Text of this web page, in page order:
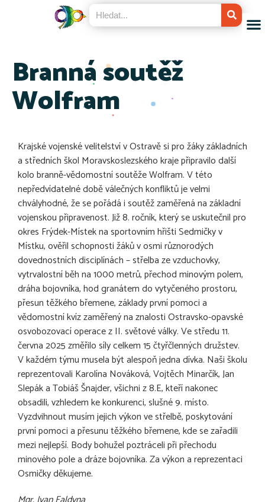
Branná soutěž
Wolfram
Krajské vojenské velitelství v Ostravě si pro žáky základních
a středních škol Moravskoslezského kraje připravilo další
kolo branně-vědomostní soutěže Wolfram. V této
nepředvídatelné době válečných konfliktů je velmi
chvályhodné, že se pořádá i soutěž zaměřená na základní
vojenskou připravenost. Již 8. ročník, který se uskutečnil pro
okres Frýdek-Místek na sportovním hřišti Sedmičky v
Místku, ověřil schopnosti žáků v osmi různorodých
dovednostních disciplínách – střelba ze vzduchovky,
vytrvalostní běh na 1000 metrů, přechod minovým polem,
dráha bojovníka, hod granátem do vytyčeného prostoru,
přesun těžkého břemene, základy první pomoci a
vědomostní kvíz zaměřený na znalosti Ostravsko-opavské
osvobozovací operace z II. světové války. Ve středu 11.
června 2025 změřilo síly celkem 15 čtyřčlenných družstev.
V každém týmu musela být alespoň jedna dívka. Naši školu
reprezentovali Karolína Nováková, Vojtěch Minarčík, Jan
Slepák a Tobiáš Šnajder, všichni z 8.E, kteří nakonec
obsadili, vzhledem ke konkurenci, slušné 9. místo.
Vyzdvihnout musím jejich výkon ve střelbě, poskytování
první pomoci a přesunu těžkého břemene, kde se zařadili
mezi nejlepší. Body bohužel poztráceli při přechodu
minového pole a dráze bojovníka. Za výkon a reprezentaci
Osmičky děkujeme.